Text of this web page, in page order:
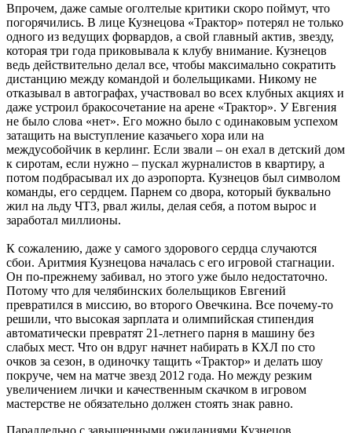
Впрочем, даже самые оголтелые критики скоро поймут, что
погорячились. В лице Кузнецова «Трактор» потерял не только
одного из ведущих форвардов, а свой главный актив, звезду,
которая три года приковывала к клубу внимание. Кузнецов
ведь действительно делал все, чтобы максимально сократить
дистанцию между командой и болельщиками. Никому не
отказывал в автографах, участвовал во всех клубных акциях и
даже устроил бракосочетание на арене «Трактор». У Евгения
не было слова «нет». Его можно было с одинаковым успехом
затащить на выступление казачьего хора или на
междусобойчик в керлинг. Если звали – он ехал в детский дом
к сиротам, если нужно – пускал журналистов в квартиру, а
потом подбрасывал их до аэропорта. Кузнецов был символом
команды, его сердцем. Парнем со двора, который буквально
жил на льду ЧТЗ, рвал жилы, делая себя, а потом вырос и
заработал миллионы.
К сожалению, даже у самого здорового сердца случаются
сбои. Аритмия Кузнецова началась с его игровой стагнации.
Он по-прежнему забивал, но этого уже было недостаточно.
Потому что для челябинских болельщиков Евгений
превратился в миссию, во второго Овечкина. Все почему-то
решили, что высокая зарплата и олимпийская стипендия
автоматически превратят 21-летнего парня в машину без
слабых мест. Что он вдруг начнет набирать в КХЛ по сто
очков за сезон, в одиночку тащить «Трактор» и делать шоу
покруче, чем на матче звезд 2012 года. Но между резким
увеличением лички и качественным скачком в игровом
мастерстве не обязательно должен стоять знак равно.
Параллельно с завышенными ожиданиями Кузнецов